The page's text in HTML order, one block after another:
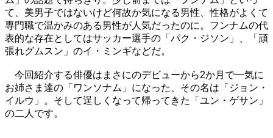
て、美男子ではないけど何故か気になる男性、性格がよくて
専門職で温かみのある男性が人気だったのに。フンナムの代
表的な存在としてはサッカー選手の「パク・ジソン」、「頑
張れグムスン」のイ・ミンギなどだ。
今回紹介する俳優はまさにのデビューから2か月で一気に
お姉さま達の「ワンソナム」になった、その名は「ジョン・
イルウ」。そして逞しくなって帰ってきた「ユン・ゲサン」
の二人です。